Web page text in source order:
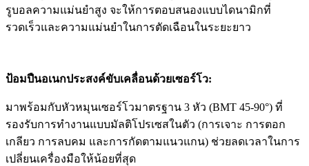
รูบอลความแม่นยำสูง จะให้การตอบสนองแบบไดนามิกที่
รวดเร็วและความแม่นยำในการตัดเฉือนในระยะยาว
ป้อมปืนอเนกประสงค์ขับเคลื่อนด้วยเซอร์โว:
มาพร้อมกับหัวหมุนเซอร์โวมาตรฐาน 3 หัว (BMT 45-90°) ที่
รองรับการทำงานแบบมัลติโปรเซสในตัว (การเจาะ การตอก
เกลียว การลบคม และการกัดตามแนวแกน) ช่วยลดเวลาในการ
เปลี่ยนเครื่องมือให้น้อยที่สุด